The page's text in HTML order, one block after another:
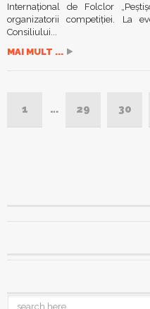
Internațional de Folclor
organizatorii competiției. La
Consiliului...
MAI MULT ...
1 … 29 30